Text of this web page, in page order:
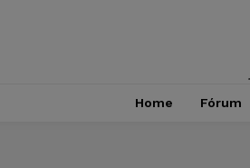
Home Fórum